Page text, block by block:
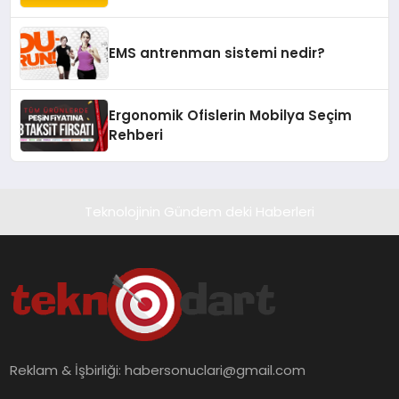
EMS antrenman sistemi nedir?
Ergonomik Ofislerin Mobilya Seçim
Rehberi
Reklam & İşbirliği:habersonuclari@gmail.com